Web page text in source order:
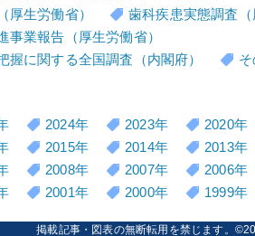
厚生労働省）
歯科疾患実態調査
事業報告（厚生労働省）
握に関する全国調査（内閣府）
2024年 2023年
2020年
2015年 2014年
2013年
2008年 2007年
2006年
2001年 2000年 1999年
掲載記事・図表の無断転用を禁じます。